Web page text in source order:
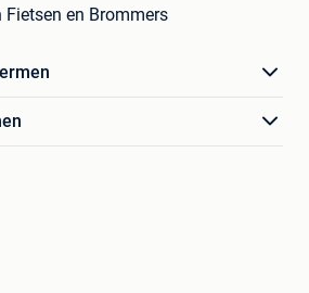
en Brommers